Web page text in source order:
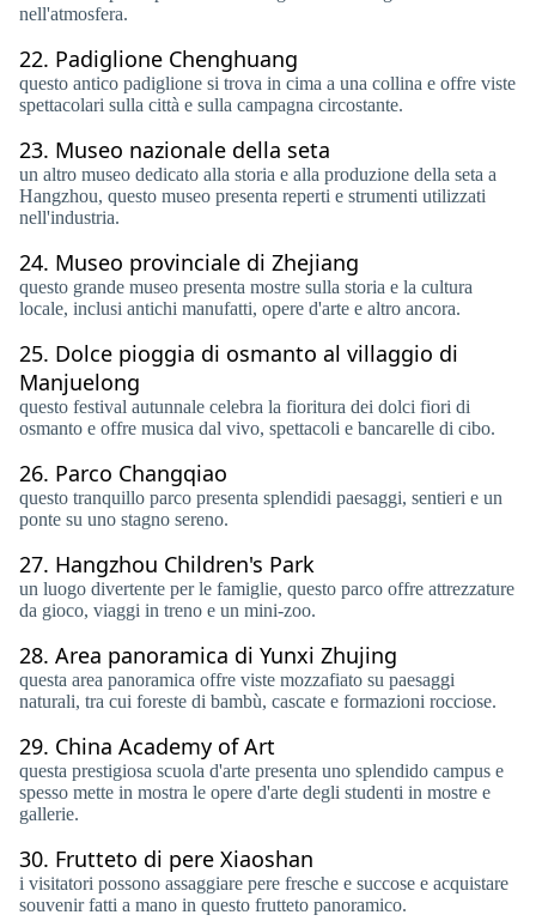
nell'atmosfera.
22. Padiglione Chenghuang
questo antico padiglione si trova in cima a una collina e offre viste
spettacolari sulla città e sulla campagna circostante.
23. Museo nazionale della seta
un altro museo dedicato alla storia e alla produzione della seta a
Hangzhou, questo museo presenta reperti e strumenti utilizzati
nell'industria.
24. Museo provinciale di Zhejiang
questo grande museo presenta mostre sulla storia e la cultura
locale, inclusi antichi manufatti, opere d'arte e altro ancora.
25. Dolce pioggia di osmanto al villaggio di
Manjuelong
questo festival autunnale celebra la fioritura dei dolci fiori di
osmanto e offre musica dal vivo, spettacoli e bancarelle di cibo.
26. Parco Changqiao
questo tranquillo parco presenta splendidi paesaggi, sentieri e un
ponte su uno stagno sereno.
27. Hangzhou Children's Park
un luogo divertente per le famiglie, questo parco offre attrezzature
da gioco, viaggi in treno e un mini-zoo.
28. Area panoramica di Yunxi Zhujing
questa area panoramica offre viste mozzafiato su paesaggi
naturali, tra cui foreste di bambù, cascate e formazioni rocciose.
29. China Academy of Art
questa prestigiosa scuola d'arte presenta uno splendido campus e
spesso mette in mostra le opere d'arte degli studenti in mostre e
gallerie.
30. Frutteto di pere Xiaoshan
i visitatori possono assaggiare pere fresche e succose e acquistare
souvenir fatti a mano in questo frutteto panoramico.